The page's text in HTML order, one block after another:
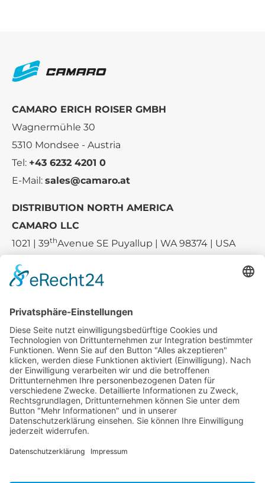
CAMARO ERICH ROISER GMBH
Wagnermühle 30
5310 Mondsee - Austria
Tel: +43 6232 4201 0
E-Mail: sales@camaro.at
DISTRIBUTION NORTH AMERICA
CAMARO LLC
1021 | 39thAvenue SE Puyallup | WA 98374 | USA
Tel.:+1 253-867-57 35
Unternehmen
Service
Media
© 2026 - Camaro Erich Roiser GmbH
AGB Impressum